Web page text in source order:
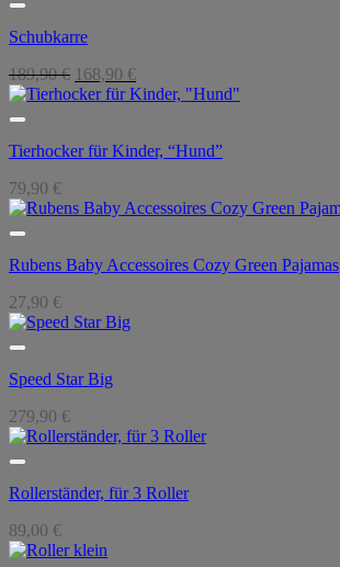
Schubkarre
189,90€ Ursprünglicher
Preis
168,90 €Aktueller
Preis
Tierhocker für Kinder, “Hund”
79,90 €
Rubens Baby Accessoires Cozy Green Pajamas
27,90 €
Speed Star Big
279,90 €
Rollerständer, für 3 Roller
89,00 €